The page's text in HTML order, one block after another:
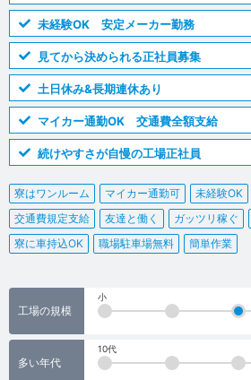
未経験OK 安定メーカー勤務
見てから決められる正社員募集
土日休み&長期連休あり
マイカー通勤OK 交通費全額支給
続けやすさが自慢の工場正社員
寮はワンルーム マイカー通勤可 未経験OK
交通費規定支給
友達と働く ガッツリ稼ぐ
寮に車持込OK
職場駐車場無料 簡単作業
工場の規模
小
多い年代
10代